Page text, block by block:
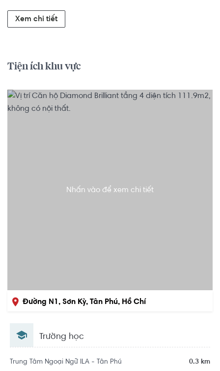
Xem chi tiết
Tiện ích khu vực
Nhấn vào để xem chi tiết
Đường N1, Sơn Kỳ, Tân Phú, Hồ Chí
Trường học
Trung Tâm Ngoại Ngữ ILA - Tân Phú 0.3 km